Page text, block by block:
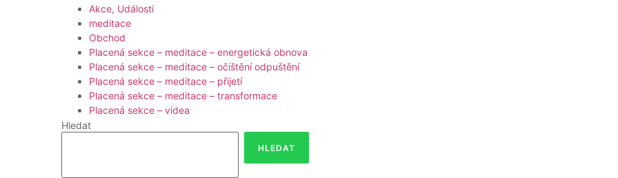
Akce, Události
meditace
Obchod
Placená sekce – meditace – energetická obnova
Placená sekce – meditace – očištění odpuštění
Placená sekce – meditace – přijetí
Placená sekce – meditace – transformace
Placená sekce – videa
Hledat
HLEDAT